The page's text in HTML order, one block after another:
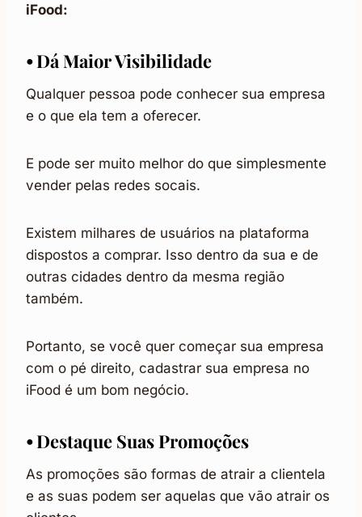
iFood:
⦁ Dá Maior Visibilidade
Qualquer pessoa pode conhecer sua empresa
e o que ela tem a oferecer.
E pode ser muito melhor do que simplesmente
vender pelas redes socais.
Existem milhares de usuários na plataforma
dispostos a comprar. Isso dentro da sua e de
outras cidades dentro da mesma região
também.
Portanto, se você quer começar sua empresa
com o pé direito, cadastrar sua empresa no
iFood é um bom negócio.
⦁ Destaque Suas Promoções
As promoções são formas de atrair a clientela
e as suas podem ser aquelas que vão atrair os